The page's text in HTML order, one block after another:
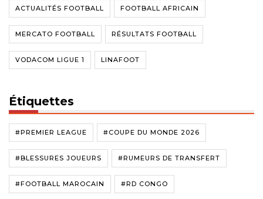
ACTUALITÉS FOOTBALL FOOTBALL AFRICAIN
MERCATO FOOTBALL RÉSULTATS FOOTBALL
VODACOM LIGUE 1 LINAFOOT
Étiquettes
#PREMIER LEAGUE #COUPE DU MONDE 2026
#BLESSURES JOUEURS #RUMEURS DE TRANSFERT
#FOOTBALL MAROCAIN #RD CONGO